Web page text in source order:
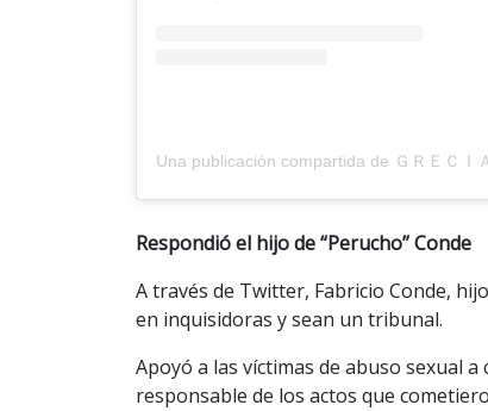
Una publicación compartida de ＧＲＥＣＩ
Respondió el hijo de “Perucho” Conde
A través de Twitter, Fabricio Conde,
en inquisidoras y sean un tribunal.
Apoyó a las víctimas de abuso sexual
responsable de los actos que